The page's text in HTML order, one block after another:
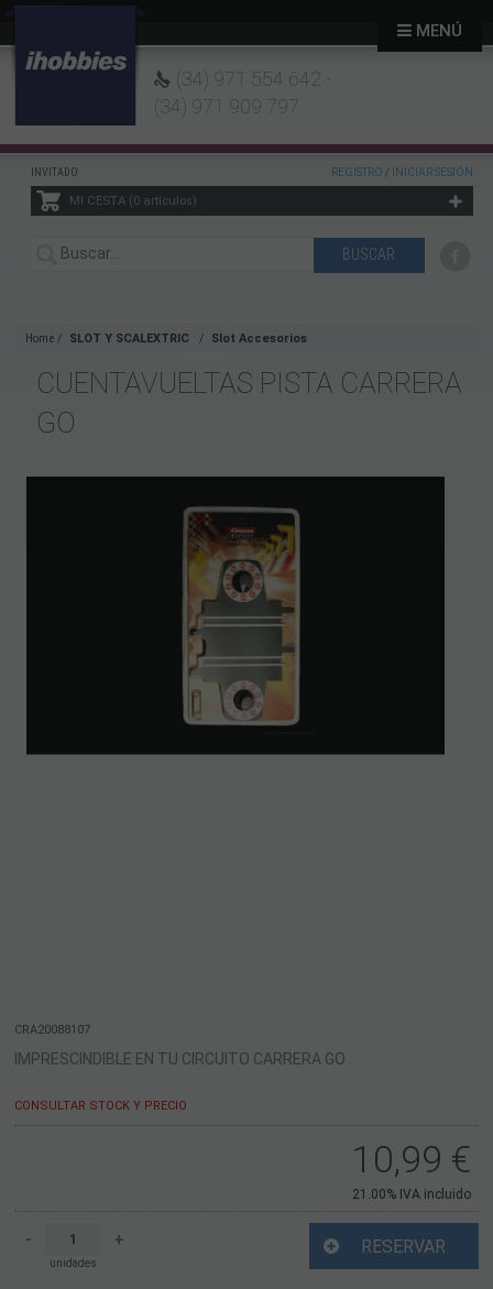
(34) 971 554 642 -
(34) 971 909 797
INVITADO REGISTRO / INICIAR SESIÓN
MI CESTA 0artículos
MENÚ
Home SLOT Y SCALEXTRIC Slot Accesorios
CUENTAVUELTAS PISTA CARRERA
GO
CRA20088107
IMPRESCINDIBLE EN TU CIRCUITO CARRERA GO
CONSULTAR STOCK Y PRECIO
10,99 €
21.00% IVA incluido
-
unidades
+ RESERVAR